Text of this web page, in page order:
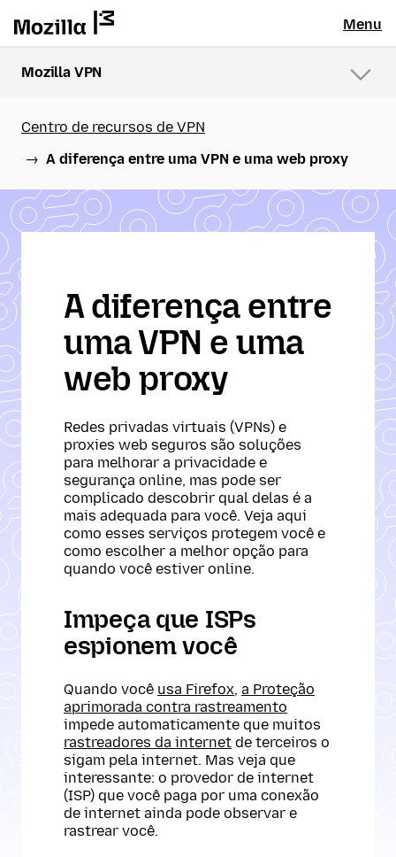
Menu
Mozilla VPN
Centro de recursos de VPN
A diferença entre uma VPN e uma web proxy
A diferença entre
uma VPN e uma
web proxy
Redes privadas virtuais (VPNs) e
proxies web seguros são soluções
para melhorar a privacidade e
segurança online, mas pode ser
complicado descobrir qual delas é a
mais adequada para você. Veja aqui
como esses serviços protegem você e
como escolher a melhor opção para
quando você estiver online.
Impeça que ISPs
espionem você
Quando você usa Firefox, a Proteção
aprimorada contra rastreamento
impede automaticamente que muitos
rastreadores da internet de terceiros o
sigam pela internet. Mas veja que
interessante: o provedor de internet
(ISP) que você paga por uma conexão
de internet ainda pode observar e
rastrear você.